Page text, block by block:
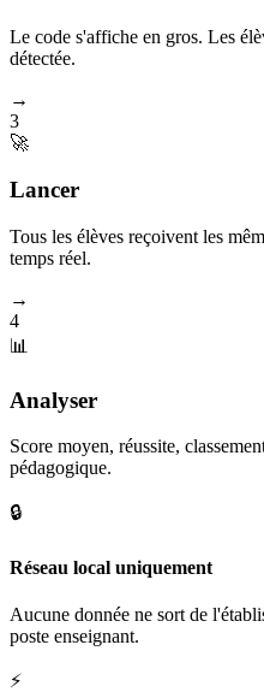
Le code s'affiche en gros. Les
détectée.
→
3
🚀
Lancer
Tous les élèves reçoivent les
temps réel.
→
4
📊
Analyser
Score moyen, réussite,
pédagogique.
🔒
Réseau local uniquement
Aucune donnée ne sort de
poste enseignant.
⚡